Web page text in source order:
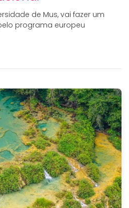
de Mus, vai fazer um
programa europeu